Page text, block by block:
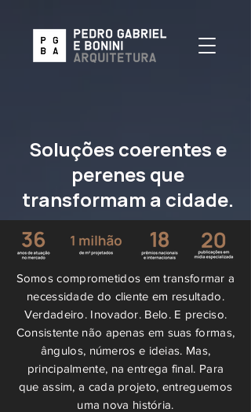
Soluções coerentes e
perenes que
transformam a cidade.
Somos comprometidos em transformar a
necessidade do cliente em resultado.
Verdadeiro. Inovador. Belo. E preciso.
Consistente não apenas em suas formas,
ângulos, números e ideias. Mas,
principalmente, na entrega final. Para
que assim, a cada projeto, entreguemos
uma nova história.